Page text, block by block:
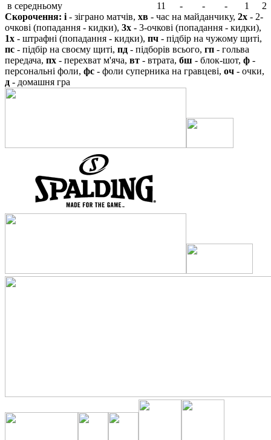
в середньому
11 - - - 1
2
Скорочення: і - зіграно матчів, хв - час на майданчику, 2х - 2-
очкові (попадання - кидки), 3х - 3-очкові (попадання - кидки),
1х - штрафні (попадання - кидки), пч - підбір на чужому щиті,
пс - підбір на своєму щиті, пд - підборів всього, гп - гольва
передача, пх - перехват м'яча, вт - втрата, бш - блок-шот, ф -
персональні фоли, фс - фоли суперника на гравцеві, оч - очки,
д - домашня гра